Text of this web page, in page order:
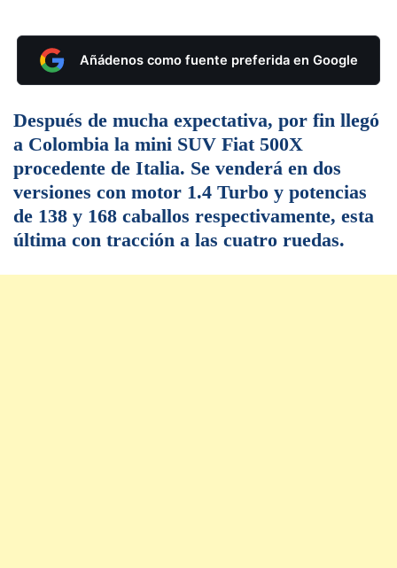
Añádenos como fuente preferida en Google
Después de mucha expectativa, por fin llegó
a Colombia la mini SUV Fiat 500X
procedente de Italia. Se venderá en dos
versiones con motor 1.4 Turbo y potencias
de 138 y 168 caballos respectivamente, esta
última con tracción a las cuatro ruedas.